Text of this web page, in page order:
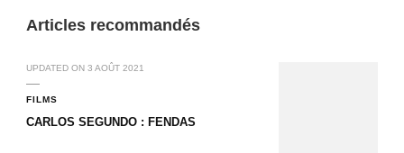
Articles recommandés
UPDATED ON 3 AOÛT 2021
FILMS
CARLOS SEGUNDO : FENDAS